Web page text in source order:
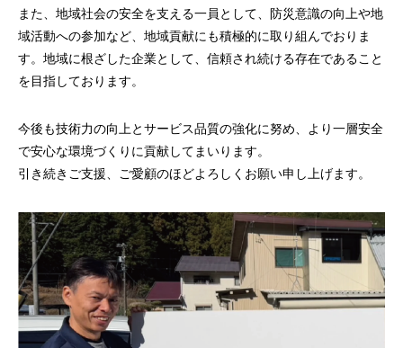
また、地域社会の安全を支える一員として、防災意識の向上や地
域活動への参加など、地域貢献にも積極的に取り組んでおりま
す。地域に根ざした企業として、信頼され続ける存在であること
を目指しております。
今後も技術力の向上とサービス品質の強化に努め、より一層安全
で安心な環境づくりに貢献してまいります。
引き続きご支援、ご愛顧のほどよろしくお願い申し上げます。